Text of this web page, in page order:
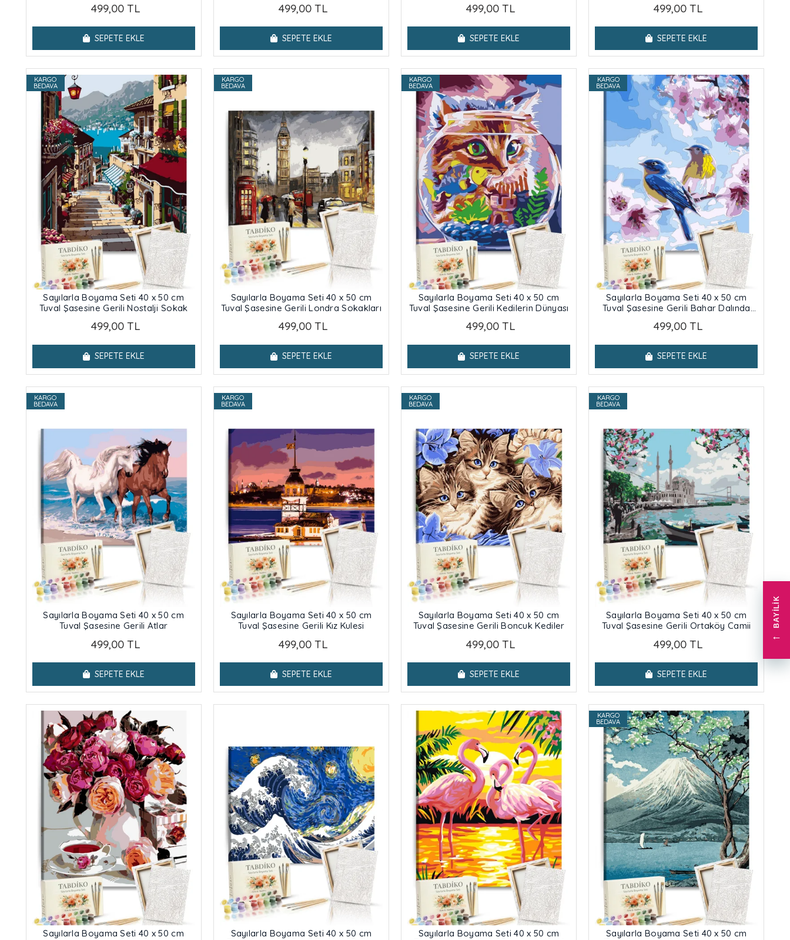
BAYILIK
←
499,00 TL
SEPETE EKLE
499,00 TL
SEPETE EKLE
499,00 TL
SEPETE EKLE
499,00 TL
SEPETE EKLE
KARGO
BEDAVA
Sayılarla Boyama Seti 40 x 50 cm
Tuval Şasesine Gerili Nostalji Sokak
499,00 TL
SEPETE EKLE
KARGO
BEDAVA
Sayılarla Boyama Seti 40 x 50 cm
Tuval Şasesine Gerili Londra Sokakları
499,00 TL
SEPETE EKLE
KARGO
BEDAVA
Sayılarla Boyama Seti 40 x 50 cm
Tuval Şasesine Gerili Kedilerin Dünyası
499,00 TL
SEPETE EKLE
KARGO
BEDAVA
Sayılarla Boyama Seti 40 x 50 cm
Tuval Şasesine Gerili Bahar Dalında
499,00 TL
SEPETE EKLE
KARGO
BEDAVA
Sayılarla Boyama Seti 40 x 50 cm
Tuval Şasesine Gerili Atlar
499,00 TL
SEPETE EKLE
KARGO
BEDAVA
Sayılarla Boyama Seti 40 x 50 cm
Tuval Şasesine Gerili Kız Kulesi
499,00 TL
SEPETE EKLE
KARGO
BEDAVA
Sayılarla Boyama Seti 40 x 50 cm
Tuval Şasesine Gerili Boncuk Kediler
499,00 TL
SEPETE EKLE
KARGO
BEDAVA
Sayılarla Boyama Seti 40 x 50 cm
Tuval Şasesine Gerili Ortaköy Camii
499,00 TL
SEPETE EKLE
Sayılarla Boyama Seti 40 x 50 cm
Sayılarla Boyama Seti 40 x 50 cm
Sayılarla Boyama Seti 40 x 50 cm
KARGO
BEDAVA
Sayılarla Boyama Seti 40 x 50 cm